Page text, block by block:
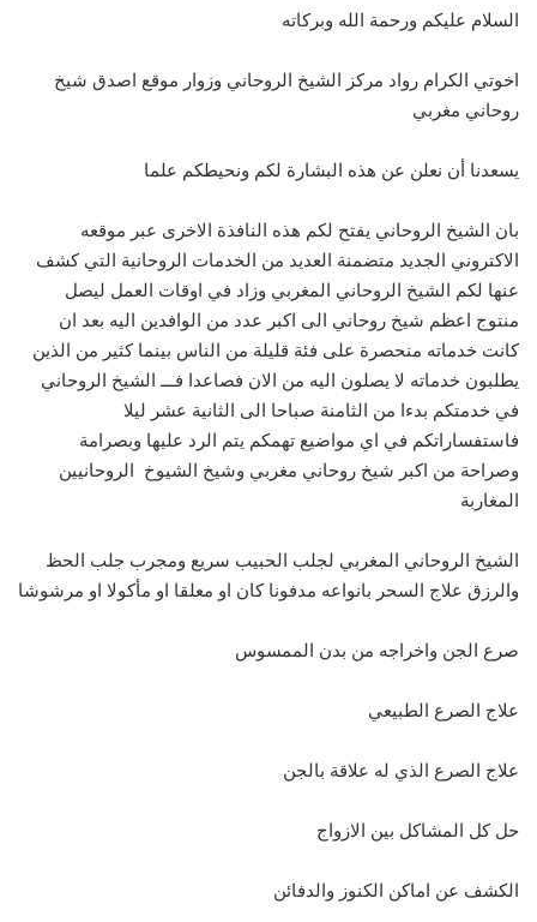
السلام عليكم ورحمة الله وبركاته
اخوتي الكرام رواد مركز الشيخ الروحاني وزوار موقع اصدق شيخ
روحاني مغربي
يسعدنا أن نعلن عن هذه البشارة لكم ونحيطكم علما
بان الشيخ الروحاني يفتح لكم هذه النافذة الاخرى عبر موقعه
الاكتروني الجديد متضمنة العديد من الخدمات الروحانية التي كشف
عنها لكم الشيخ الروحاني المغربي وزاد في اوقات العمل ليصل
منتوج اعظم شيخ روحاني الى اكبر عدد من الوافدين اليه بعد ان
كانت خدماته منحصرة على فئة قليلة من الناس بينما كثير من الذين
يطلبون خدماته لا يصلون اليه من الان فصاعدا فـــ الشيخ الروحاني
في خدمتكم بدءا من الثامنة صباحا الى الثانية عشر ليلا
فاستفساراتكم في اي مواضيع تهمكم يتم الرد عليها وبصرامة
وصراحة من اكبر شيخ روحاني مغربي وشيخ الشيوخ الروحانيين
المغاربة
الشيخ الروحاني المغربي لجلب الحبيب سريع ومجرب جلب الحظ
والرزق علاج السحر بانواعه مدفونا كان او معلقا او مأكولا او مرشوشا
صرع الجن واخراجه من بدن الممسوس
علاج الصرع الطبيعي
علاج الصرع الذي له علاقة بالجن
حل كل المشاكل بين الازواج
الكشف عن اماكن الكنوز والدفائن